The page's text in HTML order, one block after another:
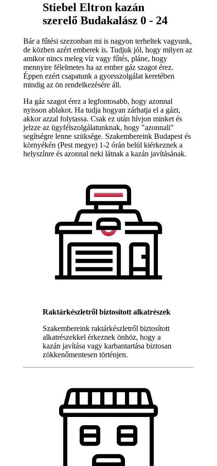
Stiebel Eltron kazán
szerelő Budakalász 0 - 24
Bár a fűtési szezonban mi is nagyon terheltek vagyunk,
de közben azért emberek is. Tudjuk jól, hogy milyen az
amikor nincs meleg víz vagy fűtés, pláne, hogy
mennyire félelmetes ha az ember gáz szagot érez.
Éppen ezért csapatunk a gyorsszolgálat keretében
mindig az ön rendelkezésére áll.
Ha gáz szagot érez a legfontosabb, hogy azonnal
nyisson ablakot. Ha tudja hogyan zárhatja el a gázt,
akkor azzal folytassa. Csak ez után hívjon minket és
jelzze az ügyfélszolgálatunknak, hogy "azonnali"
segítségre lenne szüksége. Szakembereink Budapest és
környékén (Pest megye) 1-2 órán belül kiérkeznek a
helyszínre és azonnal neki látnak a kazán javításának.
Raktárkészletről biztosított alkatrészek
Szakembereink raktárkészletről biztosított
alkatrészekkel érkeznek önhöz, hogy a
kazán javítása vagy karbantartása biztosan
zökkenőmentesen történjen.